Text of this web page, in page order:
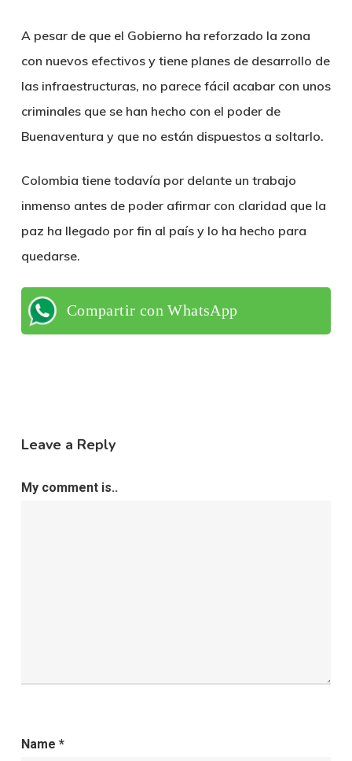
A pesar de que el Gobierno ha reforzado la zona
con nuevos efectivos y tiene planes de desarrollo de
las infraestructuras, no parece fácil acabar con unos
criminales que se han hecho con el poder de
Buenaventura y que no están dispuestos a soltarlo.
Colombia tiene todavía por delante un trabajo
inmenso antes de poder afirmar con claridad que la
paz ha llegado por fin al país y lo ha hecho para
quedarse.
Compartir con WhatsApp
Leave a Reply
My comment is..
Name *